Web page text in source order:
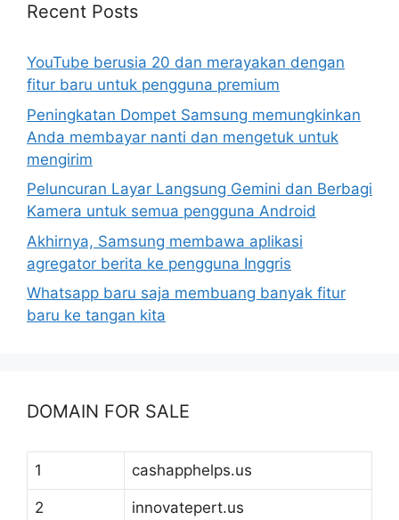
Recent Posts
YouTube berusia 20 dan merayakan dengan
fitur baru untuk pengguna premium
Peningkatan Dompet Samsung memungkinkan
Anda membayar nanti dan mengetuk untuk
mengirim
Peluncuran Layar Langsung Gemini dan Berbagi
Kamera untuk semua pengguna Android
Akhirnya, Samsung membawa aplikasi
agregator berita ke pengguna Inggris
Whatsapp baru saja membuang banyak fitur
baru ke tangan kita
DOMAIN FOR SALE
1 cashapphelps.us
2 innovatepert.us